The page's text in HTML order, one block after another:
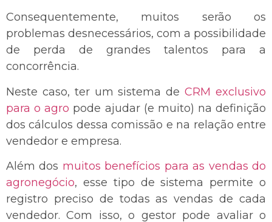
Consequentemente, muitos serão os
problemas desnecessários, com a possibilidade
de perda de grandes talentos para a
concorrência.
Neste caso, ter um sistema deCRM exclusivo
para o agro pode ajudar (e muito) na definição
dos cálculos dessa comissão e na relação entre
vendedor e empresa.
Além dos muitos benefícios para as vendas do
agronegócio, esse tipo de sistema permite o
registro preciso de todas as vendas de cada
vendedor. Com isso, o gestor pode avaliar o